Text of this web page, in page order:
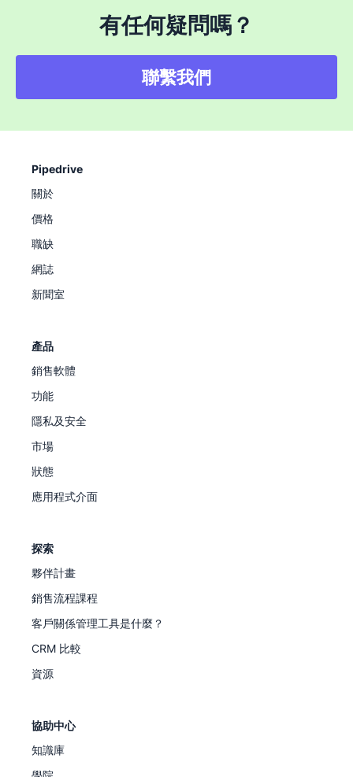
有任何疑問嗎？
聯繫我們
Pipedrive
關於
價格
職缺
網誌
新聞室
產品
銷售軟體
功能
隱私及安全
市場
狀態
應用程式介面
探索
夥伴計畫
銷售流程課程
客戶關係管理工具是什麼？
CRM 比較
資源
協助中心
知識庫